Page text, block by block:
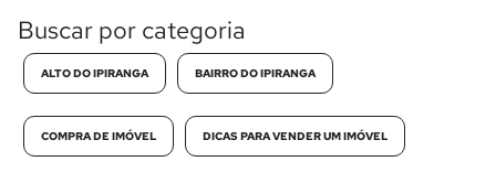
Buscar por categoria
ALTO DO IPIRANGA BAIRRO DO IPIRANGA
COMPRA DE IMÓVEL DICAS PARA VENDER UM IMÓVEL